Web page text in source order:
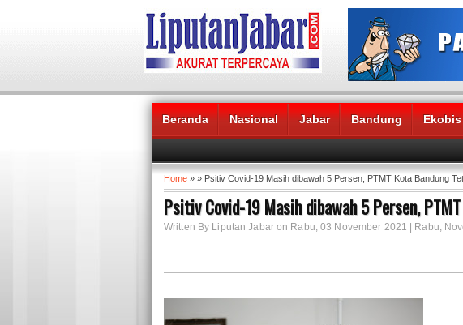
Beranda Nasional Jabar Bandung Ekobis
Headlines News :
Home » » Psitiv Covid-19 Masih dibawah 5 Persen, PTMT Kota Bandung
Psitiv Covid-19 Masih dibawah 5 Persen,
Written By Liputan Jabar on Rabu, 03 November 2021 | Rabu,